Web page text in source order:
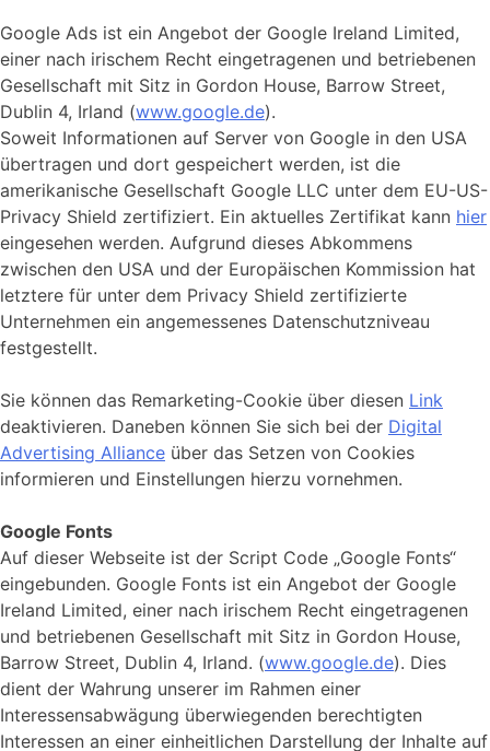
Google Ads ist ein Angebot der Google Ireland Limited,
einer nach irischem Recht eingetragenen und betriebenen
Gesellschaft mit Sitz in Gordon House, Barrow Street,
Dublin 4, Irland (www.google.de).
Soweit Informationen auf Server von Google in den USA
übertragen und dort gespeichert werden, ist die
amerikanische Gesellschaft Google LLC unter dem EU-US-
Privacy Shield zertifiziert. Ein aktuelles Zertifikat kann hier
eingesehen werden. Aufgrund dieses Abkommens
zwischen den USA und der Europäischen Kommission hat
letztere für unter dem Privacy Shield zertifizierte
Unternehmen ein angemessenes Datenschutzniveau
festgestellt.
Sie können das Remarketing-Cookie über diesen Link
deaktivieren. Daneben können Sie sich bei der Digital
Advertising Alliance über das Setzen von Cookies
informieren und Einstellungen hierzu vornehmen.
Google Fonts
Auf dieser Webseite ist der Script Code „Google Fonts“
eingebunden. Google Fonts ist ein Angebot der Google
Ireland Limited, einer nach irischem Recht eingetragenen
und betriebenen Gesellschaft mit Sitz in Gordon House,
Barrow Street, Dublin 4, Irland. (www.google.de). Dies
dient der Wahrung unserer im Rahmen einer
Interessensabwägung überwiegenden berechtigten
Interessen an einer einheitlichen Darstellung der Inhalte auf